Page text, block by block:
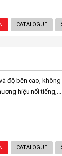
CATALOGUE
độ bền cao,
hiệu nổi tiếng,...
CATALOGUE